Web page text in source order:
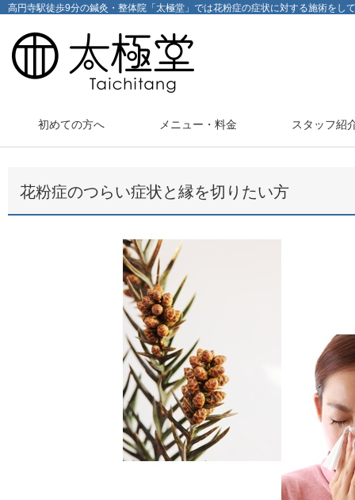
高円寺駅徒歩9分の鍼灸・整体院「太極堂」では花粉症の症状に対する施術をし
初めての方へ メニュー・料金 スタッフ紹
花粉症のつらい症状と縁を切りたい方